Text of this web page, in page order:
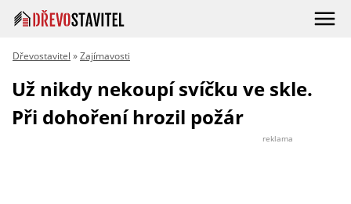
Dřevostavitel »Zajímavosti
Už nikdy nekoupí svíčku ve skle.
Při dohoření hrozil požár
reklama